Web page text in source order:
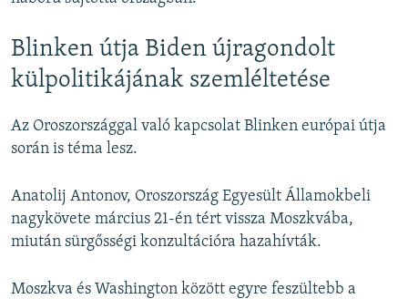
Blinken útja Biden újragondolt
külpolitikájának szemléltetése
Az Oroszországgal való kapcsolat Blinken európai útja
során is téma lesz.
Anatolij Antonov, Oroszország Egyesült Államokbeli
nagykövete március 21-én tért vissza Moszkvába,
miután sürgősségi konzultációra hazahívták.
Moszkva és Washington között egyre feszültebb a